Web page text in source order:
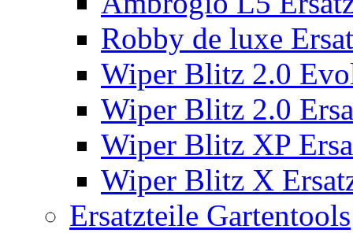
Robby de luxe
Wiper Blitz 2.0
Wiper Blitz 2.0
Wiper Blitz XP
Wiper Blitz X
Ersatzteile Gartentools